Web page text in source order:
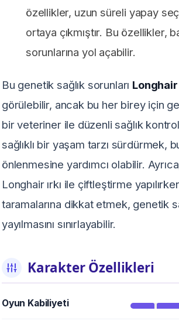
özellikler, uzun süreli yapay
ortaya çıkmıştır. Bu özellikler,
sorunlarına yol açabilir.
Bu genetik sağlık sorunları Longhair
görülebilir, ancak bu her birey için
bir veteriner ile düzenli sağlık
sağlıklı bir yaşam tarzı sürdürmek,
önlenmesine yardımcı olabilir.
Longhair ırkı ile çiftleştirme
taramalarına dikkat etmek, genetik
yayılmasını sınırlayabilir.
Karakter Özellikleri
Oyun Kabiliyeti